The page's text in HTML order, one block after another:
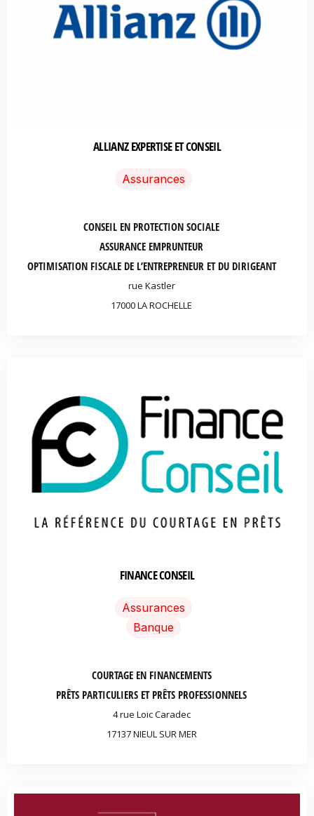
ALLIANZ EXPERTISE ET CONSEIL
Assurances
CONSEIL EN PROTECTION SOCIALE
ASSURANCE EMPRUNTEUR
OPTIMISATION FISCALE DE L’ENTREPRENEUR ET DU DIRIGEANT
rue Kastler
17000 LA ROCHELLE
FINANCE CONSEIL
Assurances
Banque
COURTAGE EN FINANCEMENTS
PRÊTS PARTICULIERS ET PRÊTS PROFESSIONNELS
4 rue Loic Caradec
17137 NIEUL SUR MER